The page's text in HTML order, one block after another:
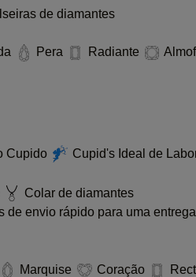
de diamantes
Pera Radiante
Cupido Cupid's Ideal de
Colar de diamantes
de envio rápido para uma
Marquise Coração